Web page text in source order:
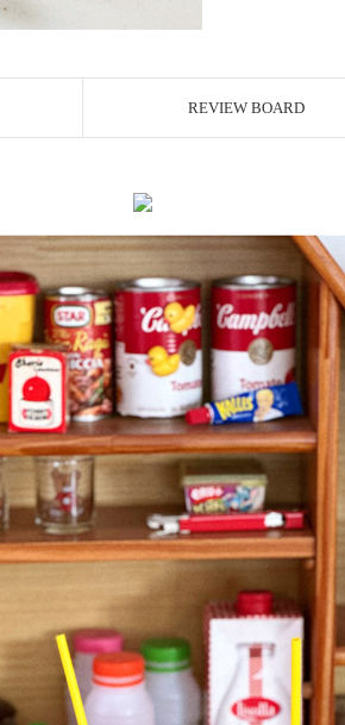
REVIEW BOARD